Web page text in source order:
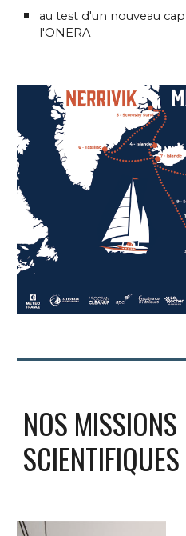
au test d'un nouveau
l'ONERA
NOS MISSIONS
SCIENTIFIQUES